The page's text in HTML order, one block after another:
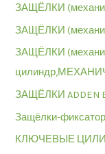
ЗАЩЁЛКИ
ЗАЩЁЛКИ
ЗАЩЁЛКИ
ЗАЩЁЛКИ ADDEN
Защёлки-фиксатор
КЛЮЧЕВЫЕ